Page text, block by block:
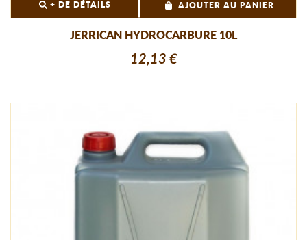
+ DE DÉTAILS AJOUTER AU PANIER
JERRICAN HYDROCARBURE 10L
12,13 €